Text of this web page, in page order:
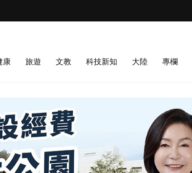
康 旅遊 文教 科技新知 大陸 專欄